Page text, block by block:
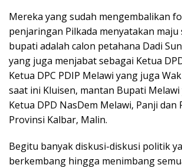
Mereka yang sudah mengembalikan
penjaringan Pilkada menyatakan maju
bupati adalah calon petahana Dadi
yang juga menjabat sebagai Ketua
Ketua DPC PDIP Melawi yang juga
saat ini Kluisen, mantan Bupati
Ketua DPD NasDem Melawi, Panji dan
Provinsi Kalbar, Malin.
Begitu banyak diskusi-diskusi politik
berkembang hingga menimbang